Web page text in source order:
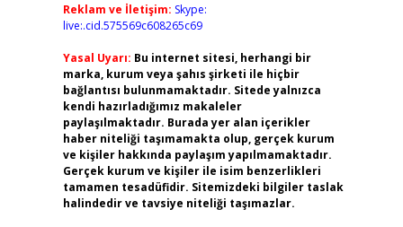
Reklam ve İletişim: Skype:
live:.cid.575569c608265c69
Yasal Uyarı: Bu internet sitesi, herhangi bir
marka, kurum veya şahıs şirketi ile hiçbir
bağlantısı bulunmamaktadır. Sitede yalnızca
kendi hazırladığımız makaleler
paylaşılmaktadır. Burada yer alan içerikler
haber niteliği taşımamakta olup, gerçek kurum
ve kişiler hakkında paylaşım yapılmamaktadır.
Gerçek kurum ve kişiler ile isim benzerlikleri
tamamen tesadüfidir. Sitemizdeki bilgiler taslak
halindedir ve tavsiye niteliği taşımazlar.